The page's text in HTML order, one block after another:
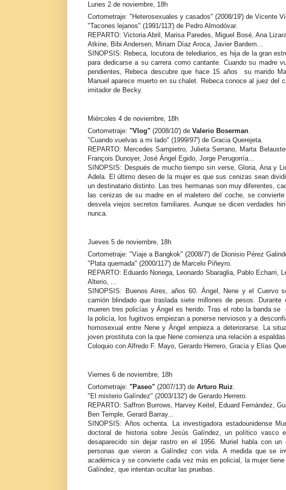
Lunes 2 de noviembre, 18h
Cortometraje: "Heterosexuales y casados" (2008/19') de Vicente
"Tacones lejanos" (1991/113') de Pedro Almodóvar.
REPARTO: Victoria Abril, Marisa Paredes, Miguel Bosé, Ana
Atkine, Bibi Andersen, Miriam Díaz Aroca, Javier Bardem...
SINOPSIS: Rebeca, locutora de telediarios, es hija de la gran
para dedicarse a su carrera como cantante. Cuando su madre
pendientes, Rebeca descubre que hace 15 años su marido
Manuel aparece muerto en su chalet. Rebeca conoce al juez del
imitador de Becky.
Miércoles 4 de noviembre, 18h
Cortometraje: "Vlog" (2008/10') de Valerio Boserman.
"Cuando vuelvas a mi lado" (1999/97') de Gracia Querejeta.
REPARTO: Mercedes Sampietro, Julieta Serrano, Marta
François Dunoyer, José Ángel Egido, Jorge Perugorría...
SINOPSIS: Después de mucho tiempo sin verse, Gloria, Ana y
Adela. El último deseo de la mujer es que sus cenizas sean
un destinatario distinto. Las tres hermanas son muy diferentes,
las cenizas de su madre en el maletero del coche, se
desvela viejos secretos familiares. Aunque se dicen verdades
nunca.
Jueves 5 de noviembre, 18h
Cortometraje: "Viaje a Bangkok" (2008/7') de Dionisio Pérez
"Plata quemada" (2000/117') de Marcelo Piñeyro.
REPARTO: Eduardo Noriega, Leonardo Sbaraglia, Pablo Echarri,
Alterio, ...
SINOPSIS: Buenos Aires, años 60. Ángel, Nene y el Cuervo
camión blindado que traslada siete millones de pesos.
mueren tres policías y Ángel es herido. Tras el robo la banda
la policía, los fugitivos empiezan a ponerse nerviosos y a
homosexual entre Nene y Ángel empieza a deteriorarse. La
joven prostituta con la que Nene comienza una relación a
Coloquio con Alfredo F. Mayo, Gerardo Herrero, Gracia y Elías
Viernes 6 de noviembre, 18h
Cortometraje: "Paseo" (2007/13') de Arturo Ruiz.
"El misterio Galíndez" (2003/132') de Gerardo Herrero.
REPARTO: Saffron Burrows, Harvey Keitel, Eduard Fernández,
Ben Temple, Gerard Barray...
SINOPSIS: Años ochenta. La investigadora estadounidense
doctoral de historia sobre Jesús Galíndez, un político vasco
desaparecido sin dejar rastro en el 1956. Muriel habla con
personas que vieron a Galíndez con vida. A medida que se
académica y se convierte cada vez más en policial, la mujer
Galíndez, que intentan ocultar las pruebas.